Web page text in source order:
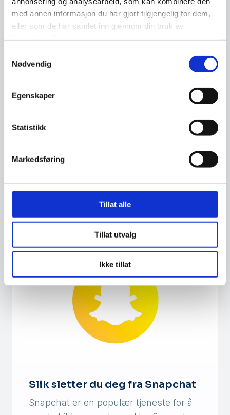
med annen informasjon du har gjort tilgjengelig for dem,
eller som de har samlet inn gjennom din bruk av
Nødvendig
Egenskaper
Statistikk
Markedsføring
Tillat alle
Tillat utvalg
Ikke tillat
Slik sletter du deg fra Facebook
Facebook er verdens største
nettsamfunn, med rundt tre milliarder
Slik sletter du deg fra Snapchat
Snapchat er en populær tjeneste for å